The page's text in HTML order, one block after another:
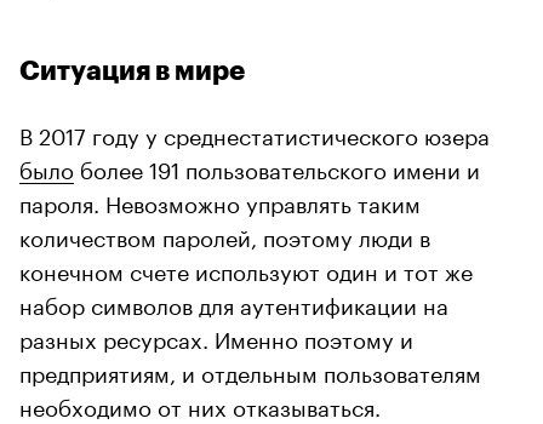
Ситуация в мире
В 2017 году у среднестатистического юзера
было более 191 пользовательского имени и
пароля. Невозможно управлять таким
количеством паролей, поэтому люди в
конечном счете используют один и тот же
набор символов для аутентификации на
разных ресурсах. Именно поэтому и
предприятиям, и отдельным пользователям
необходимо от них отказываться.